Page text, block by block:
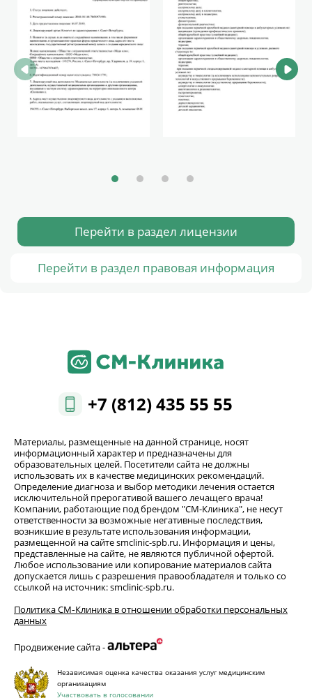
Перейти в раздел лицензии
Перейти в раздел правовая информация
+7 (812) 435 55 55
Материалы, размещенные на данной странице, носят
информационный характер и предназначены для
образовательных целей. Посетители сайта не должны
использовать их в качестве медицинских рекомендаций.
Определение диагноза и выбор методики лечения остается
исключительной прерогативой вашего лечащего врача!
Компании, работающие под брендом "СМ-Клиника", не несут
ответственности за возможные негативные последствия,
возникшие в результате использования информации,
размещенной на сайте smclinic-spb.ru. Информация и цены,
представленные на сайте, не являются публичной офертой.
Любое использование или копирование материалов сайта
допускается лишь с разрешения правообладателя и только со
ссылкой на источник: smclinic-spb.ru.
Политика СМ‑Клиника в отношении обработки персональных
данных
Продвижение сайта -
Независимая оценка качества оказания услуг медицинским
организациям
Участвовать в голосовании